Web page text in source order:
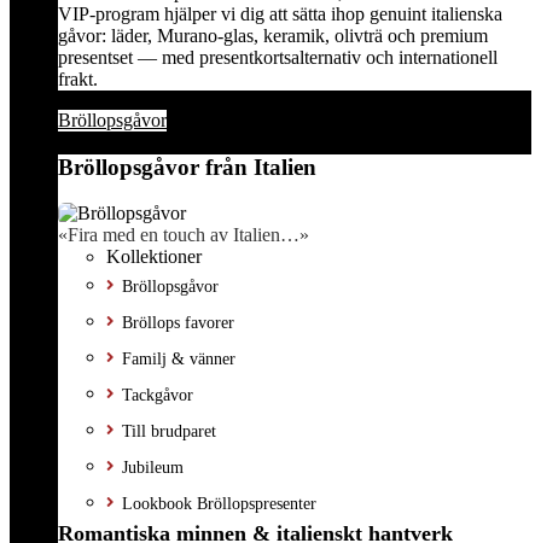
VIP-program hjälper vi dig att sätta ihop genuint italienska
gåvor: läder, Murano-glas, keramik, olivträ och premium
presentset — med presentkortsalternativ och internationell
frakt.
Bröllopsgåvor
Bröllopsgåvor från Italien
«Fira med en touch av Italien…»
Kollektioner
Bröllopsgåvor
Bröllops favorer
Familj & vänner
Tackgåvor
Till brudparet
Jubileum
Lookbook Bröllopspresenter
Romantiska minnen & italienskt hantverk